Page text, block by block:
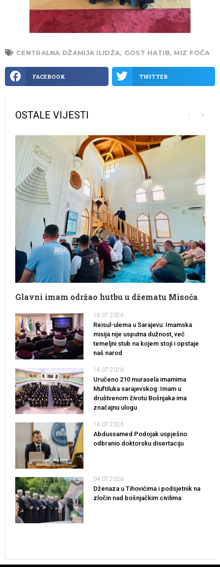
CENTRALNA DŽAMIJA ILIDŽA, GOST HATIB, MIZ FOČA
FACEBOOK TWITTER
OSTALE VIJESTI
Glavni imam održao hutbu u džematu Misoča
14.07.2026
Reisul-ulema u Sarajevu: Imamska
misija nije usputna dužnost, već
temeljni stub na kojem stoji i opstaje
naš narod
14.07.2026
Uručeno 210 murasela imamima
Muftiluka sarajevskog: Imam u
društvenom životu Bošnjaka ima
značajnu ulogu
14.07.2026
Abdussamed Podojak uspješno
odbranio doktorsku disertaciju
04.07.2026
Dženaza u Tihovićima i podsjetnik na
zločin nad bošnjačkim civilima